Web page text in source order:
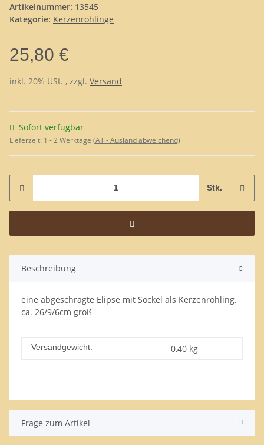
Artikelnummer: 13545
Kategorie: Kerzenrohlinge
25,80 €
inkl. 20% USt. , zzgl. Versand
Sofort verfügbar
Lieferzeit: 1 - 2 Werktage (AT - Ausland abweichend)
Stk.
Beschreibung
eine abgeschrägte Elipse mit Sockel als Kerzenrohling.
ca. 26/9/6cm groß
Versandgewicht: 0,40 kg
Frage zum Artikel